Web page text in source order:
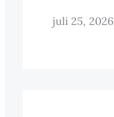
juli 25, 2026